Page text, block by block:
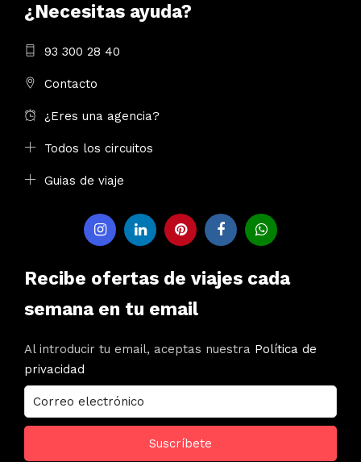
¿Necesitas ayuda?
93 300 28 40
Contacto
¿Eres una agencia?
Todos los circuitos
Guias de viaje
Recibe ofertas de viajes cada
semana en tu email
Al introducir tu email, aceptas nuestra Política de
privacidad